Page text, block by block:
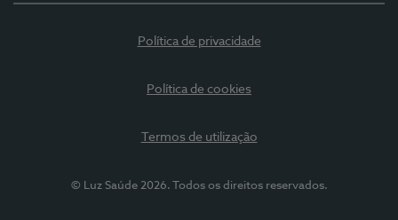
Política de privacidade
Política de cookies
Termos de utilização
© Luz Saúde 2026. Todos os direitos reservados.